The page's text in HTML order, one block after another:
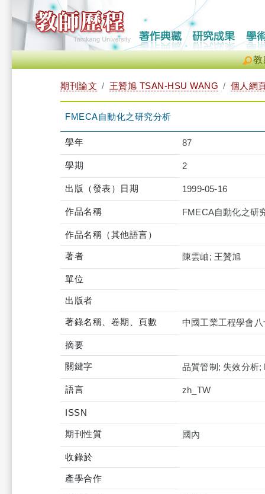
教
期刊論文 王贊旭 TSAN-HSU WANG 個人網
FMECA自動化之研究分析
學年 87
學期 2
出版（發表）日期 1999-05-16
作品名稱 FMECA自動化之研
作品名稱（其他語言）
著者 陳雲岫; 王贊旭
單位
出版者
著錄名稱、卷期、頁數 中國工業工程學會
摘要
關鍵字 品質管制; 失效分析;
語言 zh_TW
ISSN
期刊性質 國內
收錄於
產學合作